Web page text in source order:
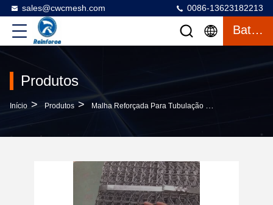
sales@cwcmesh.com 0086-13623182213
Bate-Papo
Produtos
Início > Produtos > Malha Reforçada Para Tubulação CWC